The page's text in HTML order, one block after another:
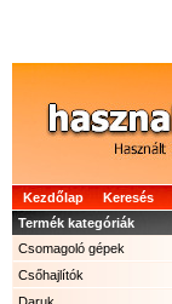
Kezdőlap Keresés
Termék kategóriák
Csomagoló gépek
Csőhajlítók